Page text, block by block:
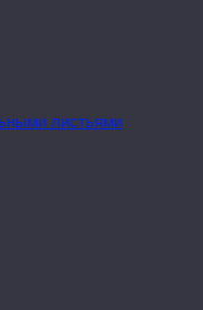
листьями